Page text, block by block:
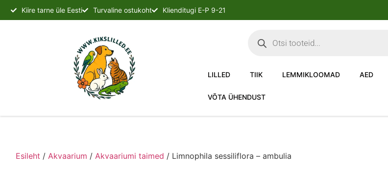
Kiire tarne üle Eesti Turvaline ostukoht Klienditugi E-P 9-21
LILLED TIIK LEMMIKLOOMAD AED
VÕTA ÜHENDUST
Esileht / Akvaarium / Akvaariumi taimed / Limnophila sessiliflora – ambulia